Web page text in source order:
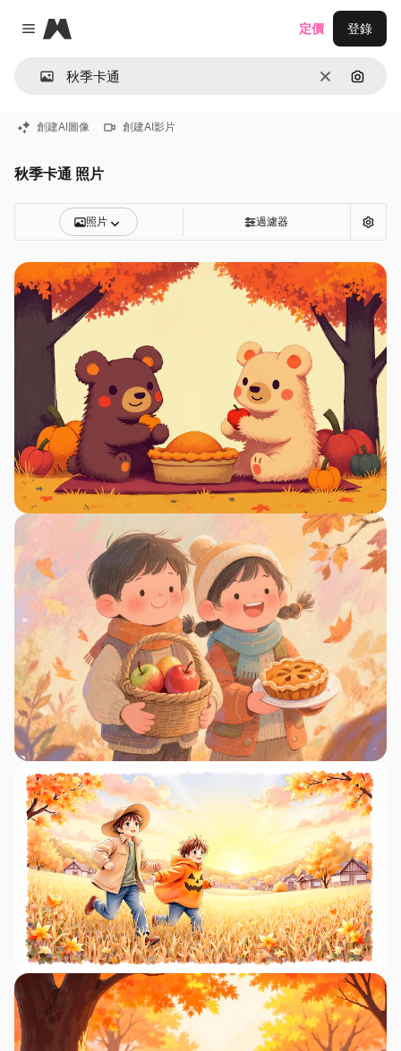
Close menu
Magnific
清除 通過圖
定價 登錄
創建AI圖像 創建AI影片
秋季卡通 照片
照片 過濾器